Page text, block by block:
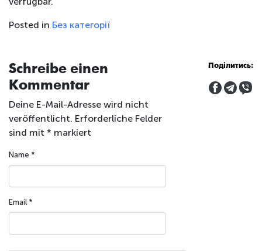
Posted in Без категорії
Schreibe einen
Kommentar
Deine E-Mail-Adresse wird nicht
veröffentlicht. Erforderliche Felder
sind mit * markiert
Name *
Email *
Поділитись: